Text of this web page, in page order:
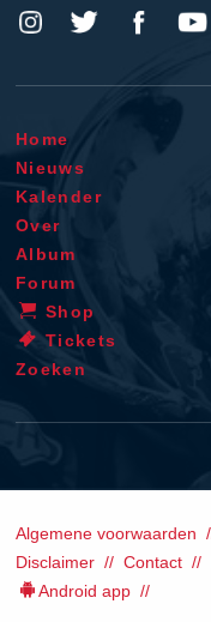
Home
Nieuws
Kalender
Over
Album
Forum
Shop
Tickets
Zoeken
Algemene voorwaarden
Disclaimer
Contact
Android app